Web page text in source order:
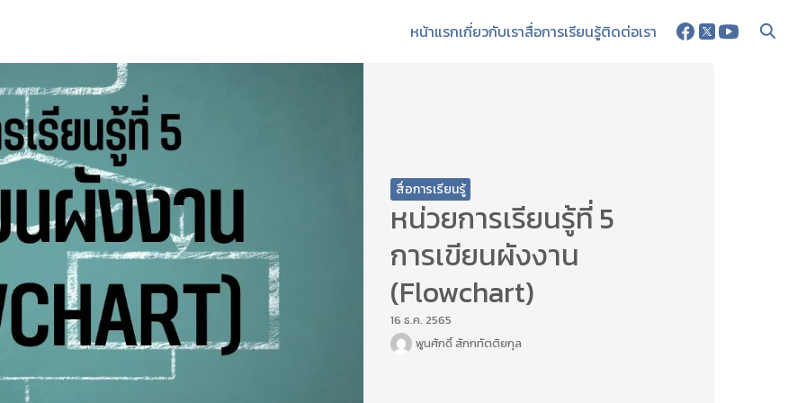
หน้าแรกเกี่ยวกับเราสื่อการเรียนรู้ติดต่อเรา
สื่อการเรียนรู้
หน่วยการเรียนรู้ที่ 5
การเขียนผังงาน
(Flowchart)
16 ธ.ค. 2565
พูนศักดิ์ สักกทัตติยกุล